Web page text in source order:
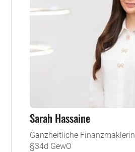
Sarah Hassaine
Ganzheitliche Finanzmaklerin
§34d GewO